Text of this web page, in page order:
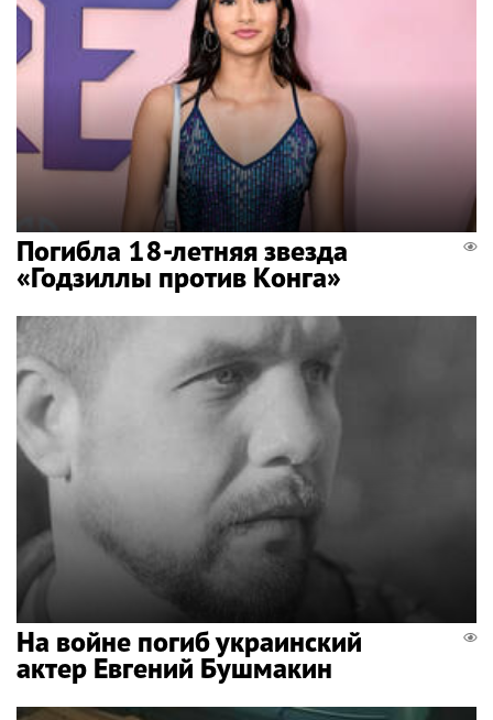
Погибла 18-летняя звезда
«Годзиллы против Конга»
На войне погиб украинский
актер Евгений Бушмакин